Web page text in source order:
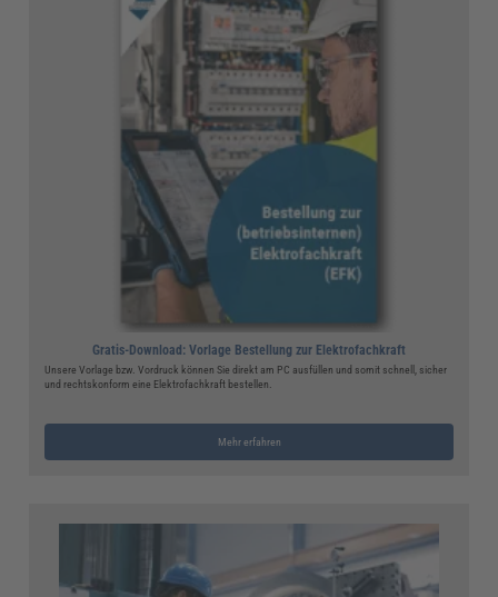
Gratis-Download: Vorlage Bestellung zur Elektrofachkraft
Unsere Vorlage bzw. Vordruck können Sie direkt am PC ausfüllen und somit schnell, sicher
und rechtskonform eine Elektrofachkraft bestellen.
Mehr erfahren